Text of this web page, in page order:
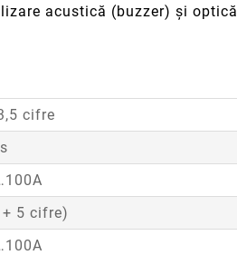
acustică (buzzer) şi optică
cifre
+ 5 cifre)